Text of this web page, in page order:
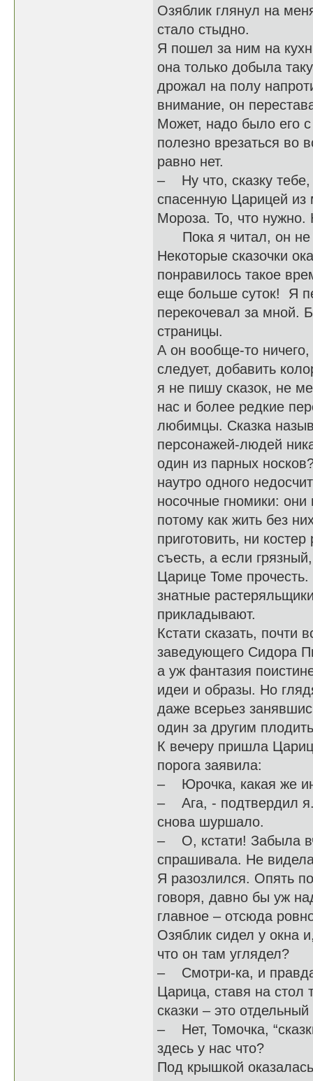
Озяблик глянул на
стало стыдно.
Я пошел за ним на
она только добыла
дрожал на полу
внимание, он
Может, надо было его
полезно врезаться во
равно нет.
– Ну что, сказку тебе,
спасенную Царицей из
Мороза. То, что нужно.
Пока я читал, он не
Некоторые сказочки
понравилось такое
еще больше суток! Я
перекочевал за мной.
страницы.
А он вообще-то
следует, добавить
я не пишу сказок, не
нас и более редкие
любимцы. Сказка
персонажей-людей
один из парных
наутро одного
носочные гномики:
потому как жить без
приготовить, ни
съесть, а если
Царице Томе
знатные
прикладывают.
Кстати сказать, почти
заведующего Сидора
а уж фантазия
идеи и образы. Но
даже всерьез
один за другим
К вечеру пришла
порога заявила:
– Юрочка, какая же
– Ага, - подтвердил я.
снова шуршало.
– О, кстати! Забыла
спрашивала. Не
Я разозлился. Опять
говоря, давно бы уж
главное – отсюда
Озяблик сидел у окна
что он там углядел?
– Смотри-ка, и правда
Царица, ставя на стол
сказки – это
– Нет, Томочка,
здесь у нас что?
Под крышкой